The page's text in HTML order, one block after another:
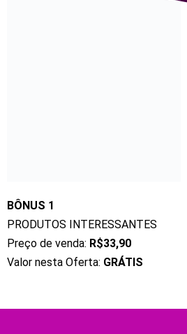
BÔNUS 1
PRODUTOS INTERESSANTES
Preço de venda: R$33,90
Valor nesta Oferta: GRÁTIS